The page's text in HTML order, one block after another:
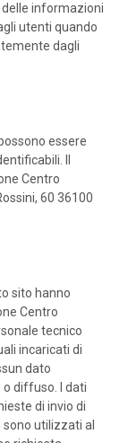
informazioni
utenti quando
dagli
essere
Il
Centro
60 36100
sito hanno
Centro
tecnico
incaricati di
dato
diffuso. I dati
di invio di
utilizzati al